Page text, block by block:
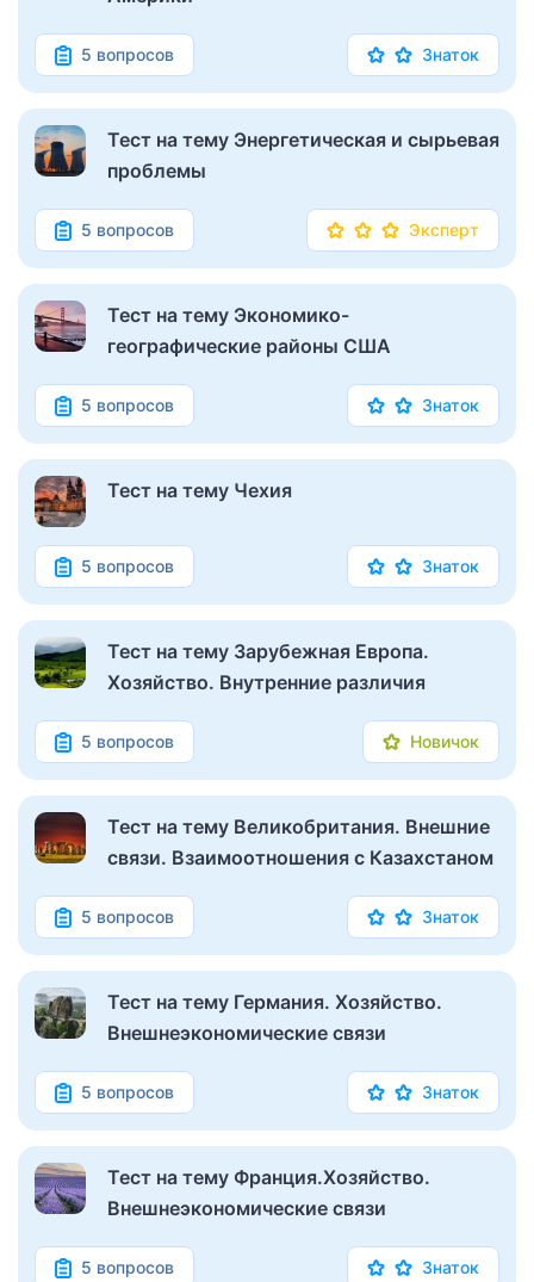
5 вопросов Знаток
Тест на тему Энергетическая и сырьевая
проблемы
5 вопросов Эксперт
Тест на тему Экономико-
географические районы США
5 вопросов Знаток
Тест на тему Чехия
5 вопросов Знаток
Тест на тему Зарубежная Европа.
Хозяйство. Внутренние различия
5 вопросов Новичок
Тест на тему Великобритания. Внешние
связи. Взаимоотношения с Казахстаном
5 вопросов Знаток
Тест на тему Германия. Хозяйство.
Внешнеэкономические связи
5 вопросов Знаток
Тест на тему Франция.Хозяйство.
Внешнеэкономические связи
5 вопросов Знаток